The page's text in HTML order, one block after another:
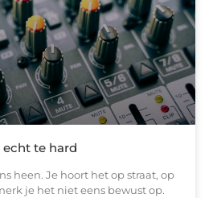
echt te hard
heen. Je hoort het op straat, op
je het niet eens bewust op.